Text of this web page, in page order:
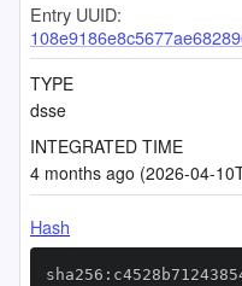
Entry UUID:
TYPE
dsse
INTEGRATED TIME
4 months ago (2026-04-
Hash